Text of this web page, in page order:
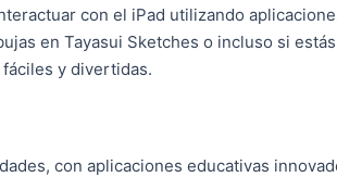
con el iPad utilizando
en Tayasui Sketches o incluso si
y divertidas.
con aplicaciones educativas